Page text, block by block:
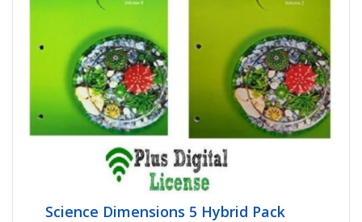
Science Dimensions 5 Hybrid Pack